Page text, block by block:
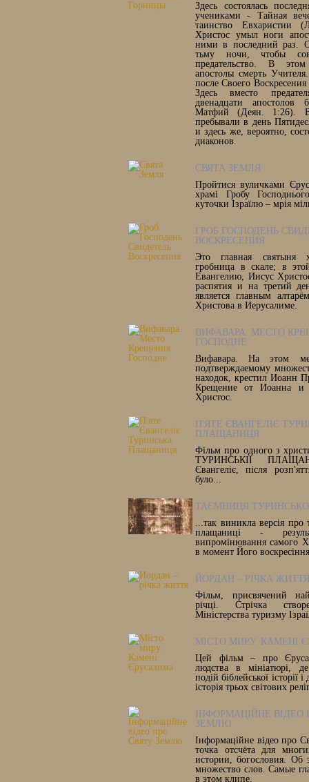
Здесь состоялась
учениками - Тайная
таинство Евхаристии
Христос умыл ноги
ними в последний раз.
тьму ночи, чтобы
предательство. В
апостолы смерть
после Своего
Здесь вместо
двенадцати апостолов
Матфий (Деян. 1:26). В
пребывали в день
и здесь же, вероятно,
диаконов.
СВЯТА ЗЕМЛЯ
Пройтися вуличками
храмі Гробу
куточки Ізраїлю – мрія
ГРОБ ГОСПОДЕНЬ
ВОСКРЕСЕНИЯ
Это главная святыня
гробница в скале; в
Евангелию, Иисус
распятия и на третий
является главным
Христова в Иерусалиме.
ВИФАВАРА. МЕСТО
ГОСПОДНЕ
Вифавара. На этом
подтверждаемому
находок, крестил Иоанн
Крещение от Иоанна и
Христос.
П'ЯТЕ ЄВАНГЕЛІЄ
ПЛАЩАНИЦЯ
Фільм про одного з
ТУРИНСЬКІЇ
Євангеліє, після
було...
ТАЄМНИЦЯ
...так виникла версія
плащаниці -
випромінювання самого
в момент Його
ЙОРДАН – РІЧКА ЖИТТЯ
Фільм, присвячений
річці. Стрічка
Міністерства туризму
МІСТО МИРУ. КАМЕНІ
Цей фільм – про
людства в мініатюрі, де
подій біблейської історії
історія трьох світових
ІНФОРМАЦІЙНЕ ВІДЕО
ЗЕМЛЮ
Інформаційне відео про
точка отсчёта для
истории, богословия. Об
множество слов. Самые
в этом клипе.